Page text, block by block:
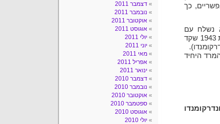
כך
בשנת 1910 בפולין. בשנת 1942 הוא נשלח עם
משפחתו לאושוויץ, שם נבחר לעבודה בזונדרקומנדו. מאז שנת 1943 שקד
ממנהיגי המרד של הזונדרקומנדו בשנת 1944, המרד היחיד
דצמבר 2011
נובמבר 2011
אוקטובר 2011
אוגוסט 2011
יולי 2011
יוני 2011
מאי 2011
אפריל 2011
ינואר 2011
דצמבר 2010
נובמבר 2010
אוקטובר 2010
ספטמבר 2010
אוגוסט 2010
יולי 2010